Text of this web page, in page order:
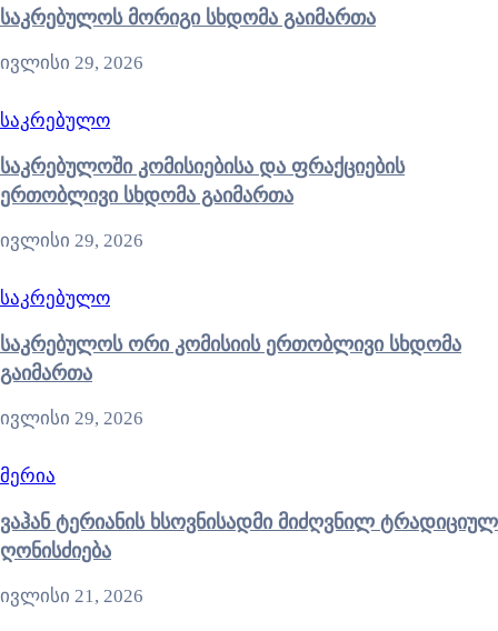
საკრებულოს მორიგი სხდომა გაიმართა
ივლისი 29, 2026
საკრებულო
საკრებულოში კომისიებისა და ფრაქციების
ერთობლივი სხდომა გაიმართა
ივლისი 29, 2026
საკრებულო
საკრებულოს ორი კომისიის ერთობლივი სხდომა
გაიმართა
ივლისი 29, 2026
მერია
ვაჰან ტერიანის ხსოვნისადმი მიძღვნილ ტრადიციულ
ღონისძიება
ივლისი 21, 2026